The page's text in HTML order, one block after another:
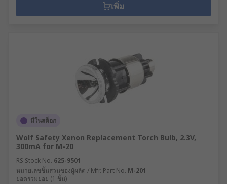
เพิ่ม
มีในสต็อก
Wolf Safety Xenon Replacement Torch Bulb, 2.3V,
300mA for M-20
RS Stock No. 625-9501
หมายเลขชิ้นส่วนของผู้ผลิต / Mfr. Part No. M-201
ยอดรวมย่อย (1 ชิ้น)